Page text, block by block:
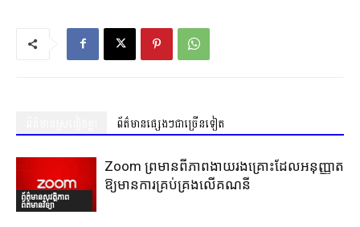
ព័ត៌មានផ្សេងៗជាច្រើនទៀត
ព័ត៌មានសុវត្ថិភាព
ព័ត៌មានវិទ្យា
Zoom ព្រមានពីភាពងាយរងគ្រោះដែលអនុញ្ញាត
ឱ្យមានការគ្រប់គ្រងលើគណនី